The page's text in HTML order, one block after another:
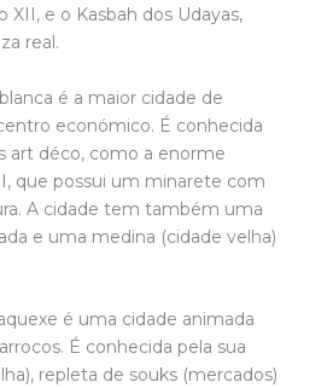
XII, e o Kasbah dos Udayas,
real.
é a maior cidade de
económico. É conhecida
art déco, como a enorme
que possui um minarete com
A cidade tem também uma
e uma medina (cidade velha)
é uma cidade animada
É conhecida pela sua
repleta de souks (mercados)